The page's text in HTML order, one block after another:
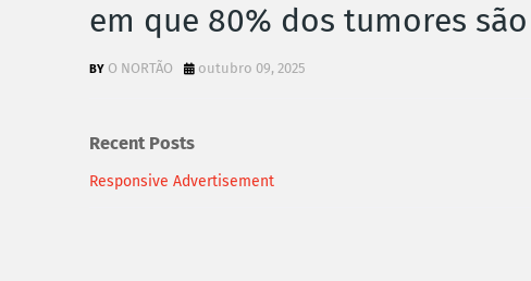
em que 80% dos tumores
O NORTÃO outubro 09, 2025
Recent Posts
Responsive Advertisement